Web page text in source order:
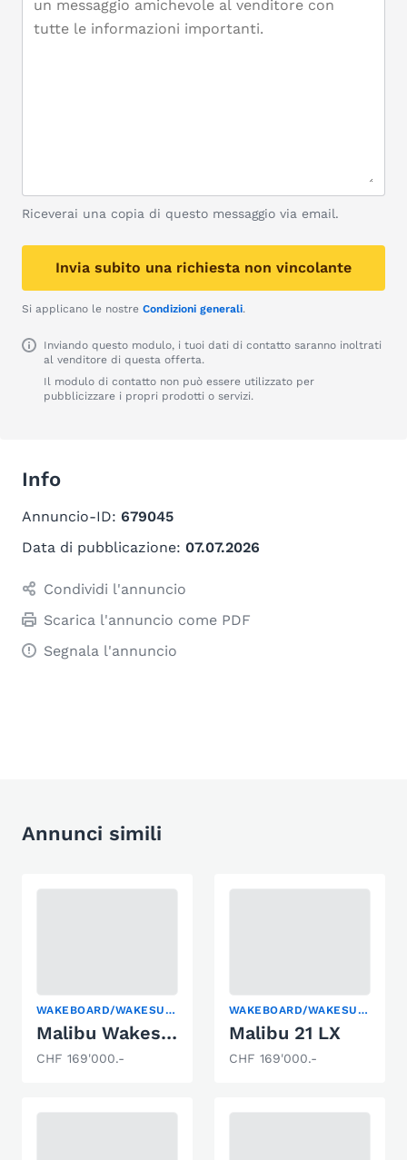
Riceverai una copia di questo messaggio via email.
Invia subito una richiesta non vincolante
Si applicano le nostre Condizioni generali.
Inviando questo modulo, i tuoi dati di contatto saranno inoltrati
al venditore di questa offerta.
Il modulo di contatto non può essere utilizzato per
pubblicizzare i propri prodotti o servizi.
Info
Annuncio-ID: 679045
Data di pubblicazione: 07.07.2026
Condividi l'annuncio
Scarica l'annuncio come PDF
Segnala l'annuncio
Annunci simili
WAKEBOARD/WAKESURF
Malibu Wakesetter 24MXZ
CHF 169'000.-
WAKEBOARD/WAKESURF
Malibu 21 LX
CHF 169'000.-